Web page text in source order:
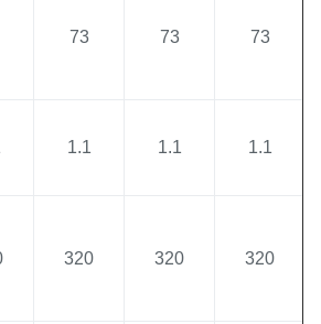
73 73 73
1.1 1.1 1.1
320 320 320